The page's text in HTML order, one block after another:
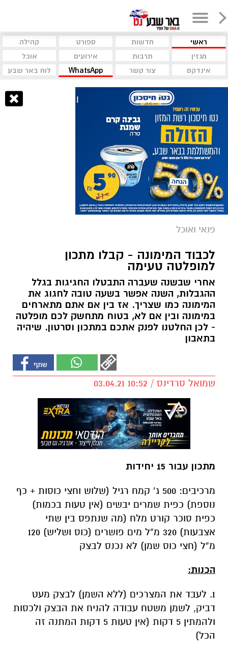
ראשי חדשות ספורט
קהילה
מגזין
תרבות אירועים
אוכל
אינדקס
צור קשר WhatsApp לוח באר שבע
פנאי ואוכל
לכבוד המימונה - קבלו מתכון
למופלטה טעימה
אחרי שבשנה שעברה התבטלו החגיגות בגלל
ההגבלות, השנה אפשר בשעה טובה לחגוג את
המימונה כמו שצריך. אז בין אם אתם מתארחים
במימונה ובין אם לא, בטוח מתחשק לכם מופלטה
- לכן החלטנו לפנק אתכם במתכון וסרטון. שיהיה
בתאבון
שמואל סרדינס / 10:52 03.04.21
מתכון עבור 15 יחידות
מרכיבים: 500 ג’ קמח רגיל (שלוש וחצי כוסות + כף
נוספת) כפית שמרים יבשים (אין טעות בכמות)
כפית סוכר קורט מלח (מה שנתפס בין שתי
אצבעות) 320 מ”ל מים פושרים (כוס ושליש) 120
מ”ל (חצי כוס שמן) לא נכנס לבצק
הכנות:
1. לעבד את המצרכים (ללא השמן) לבצק מעט
דביק, לשמן משטח עבודה להניח את הבצק ולכסות
ולהמתין 5 דקות (אין טעות 5 דקות המתנה זה
הכל)